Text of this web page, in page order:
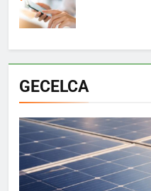
GECELCA